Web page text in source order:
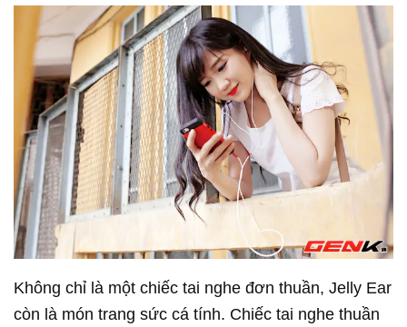
Không chỉ là một chiếc tai nghe đơn thuần, Jelly Ear
còn là món trang sức cá tính. Chiếc tai nghe thuần